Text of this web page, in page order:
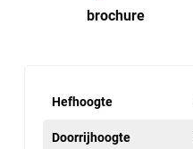
brochure
Hefhoogte
Doorrijhoogte